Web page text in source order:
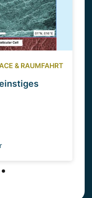
& RAUMFAHRT